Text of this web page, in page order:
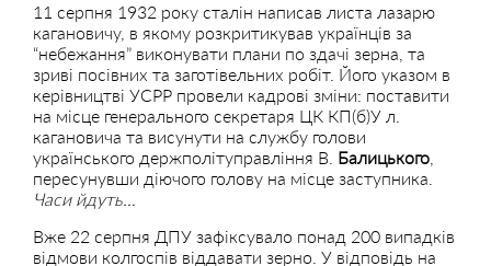
11 серпня 1932 року сталін написав листа лазарю
кагановичу, в якому розкритикував українців за
“небежання” виконувати плани по здачі зерна, та
зриві посівних та заготівельних робіт. Його указом в
керівництві УСРР провели кадрові зміни: поставити
на місце генерального секретаря ЦК КП(б)У л.
кагановича та висунути на службу голови
українського держполітуправління В. Балицького
пересунувши діючого голову на місце заступника.
Часи йдуть…
Вже 22 серпня ДПУ зафіксувало понад 200 випадків
відмови колгоспів віддавати зерно. У відповідь на